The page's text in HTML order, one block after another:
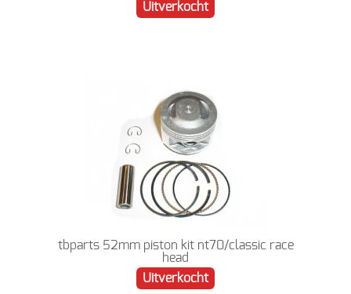
Uitverkocht
tbparts 52mm piston kit nt70/classic race
head
Uitverkocht